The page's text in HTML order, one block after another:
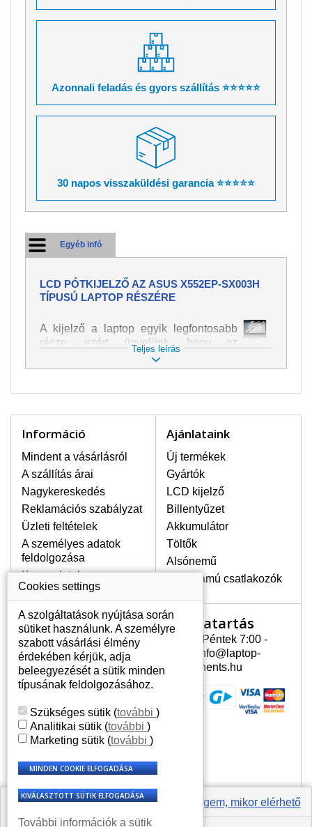
Értesíts engem, mikor elérhető
Azonnali feladás és gyors szállítás ⭐⭐⭐⭐⭐
30 napos visszaküldési garancia ⭐⭐⭐⭐⭐
Egyéb infó
LCD PÓTKIJELZŐ AZ ASUS X552EP-SX003H
TÍPUSÚ LAPTOP RÉSZÉRE
A kijelző a laptop egyik legfontosabb
része, ezért ügyelünk, hogy az
pótalkatrész a legjobb minőségű
legyen. A kép és szöveg különféle
laptoppal legnagyobb óvatossággal
bekövetkezett sérülések közé a
mechanikai sérüléseket lehet besorolni,
mint pl. széttört vagy megrepedt kijelző.
Továbbá még a függőleges csíkozást,
kijelző sötétségét, villogását vagy
egyenetlen fényességét.
LEGMAGASABB MINŐSÉGŰ
LCD KIJELZŐ!
A raktáron csakis eredeti
jótállás egész ideje alatt a pixelek
hibásodása nélkül, teljesítik az
A+ minőségi kategória igényes
feltételeit.
HOGYAN TUDJA MEGÁLLAPÍTANI
MILYEN KIJELZŐ SZÜKSÉGES A
A kijelzőt a laptop modeljle alapján lehet
kikeresni, amely megjelölés megtalálható
a laptop alulsó részén található címkén
ábrázolva van egy keretben vagy a
billentyűzetnél a vázon is. Abban az
esetben, amennyiben a sérült vagy
megrepedt kijelző le van szerelve, a típus
Teljes leírás
Információ
Mindent a vásárlásról
A szállítás árai
Nagykereskedés
Reklamációs szabályzat
Üzleti feltételek
A személyes adatok
feldolgozása
Kapcsolatok
Ajánlataink
Új termékek
Gyártók
LCD kijelző
Billentyűzet
Akkumulátor
Töltők
Alsónemű
Erősáramú csatlakozók
Az Ön számlája
Az Ön számlája
Személyes információk
Címek
Nyitvatartás
Hétfõ - Péntek 7:00 -
15:30 info@laptop-
components.hu
Cookies settings
A szolgáltatások nyújtása során
sütiket használunk. A személyre
szabott vásárlási élmény
érdekében kérjük, adja
beleegyezését a sütik minden
típusának feldolgozásához.
Szükséges sütik (további )
Analitikai sütik (további )
Marketing sütik (további )
További információk a sütik